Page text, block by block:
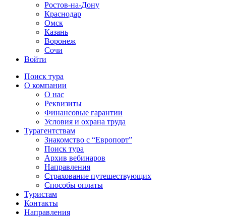
Ростов-на-Дону
Краснодар
Омск
Казань
Воронеж
Сочи
Войти
Поиск тура
О компании
О нас
Реквизиты
Финансовые гарантии
Условия и охрана труда
Турагентствам
Знакомство с “Европорт”
Поиск тура
Архив вебинаров
Направления
Страхование путешествующих
Способы оплаты
Туристам
Контакты
Направления